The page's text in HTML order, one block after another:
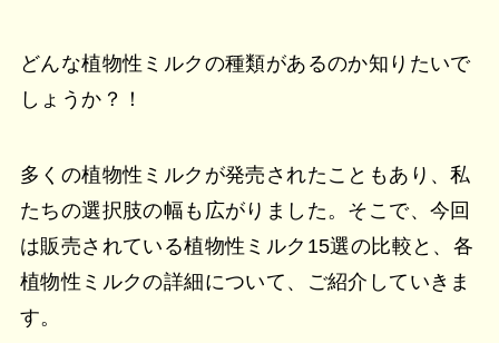
どんな植物性ミルクの種類があるのか知りたいで
しょうか？！
多くの植物性ミルクが発売されたこともあり、私
たちの選択肢の幅も広がりました。そこで、今回
は販売されている植物性ミルク15選の比較と、各
植物性ミルクの詳細について、ご紹介していきま
す。